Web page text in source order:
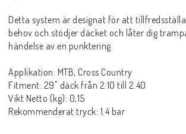
Detta system är designat för att
behov och stödjer däcket och låter dig
händelse av en punktering.
Applikation: MTB, Cross Country
Fitment: 29" däck från 2.10 till 2.40
Vikt Netto (kg): 0,15
Rekommenderat tryck: 1.4 bar